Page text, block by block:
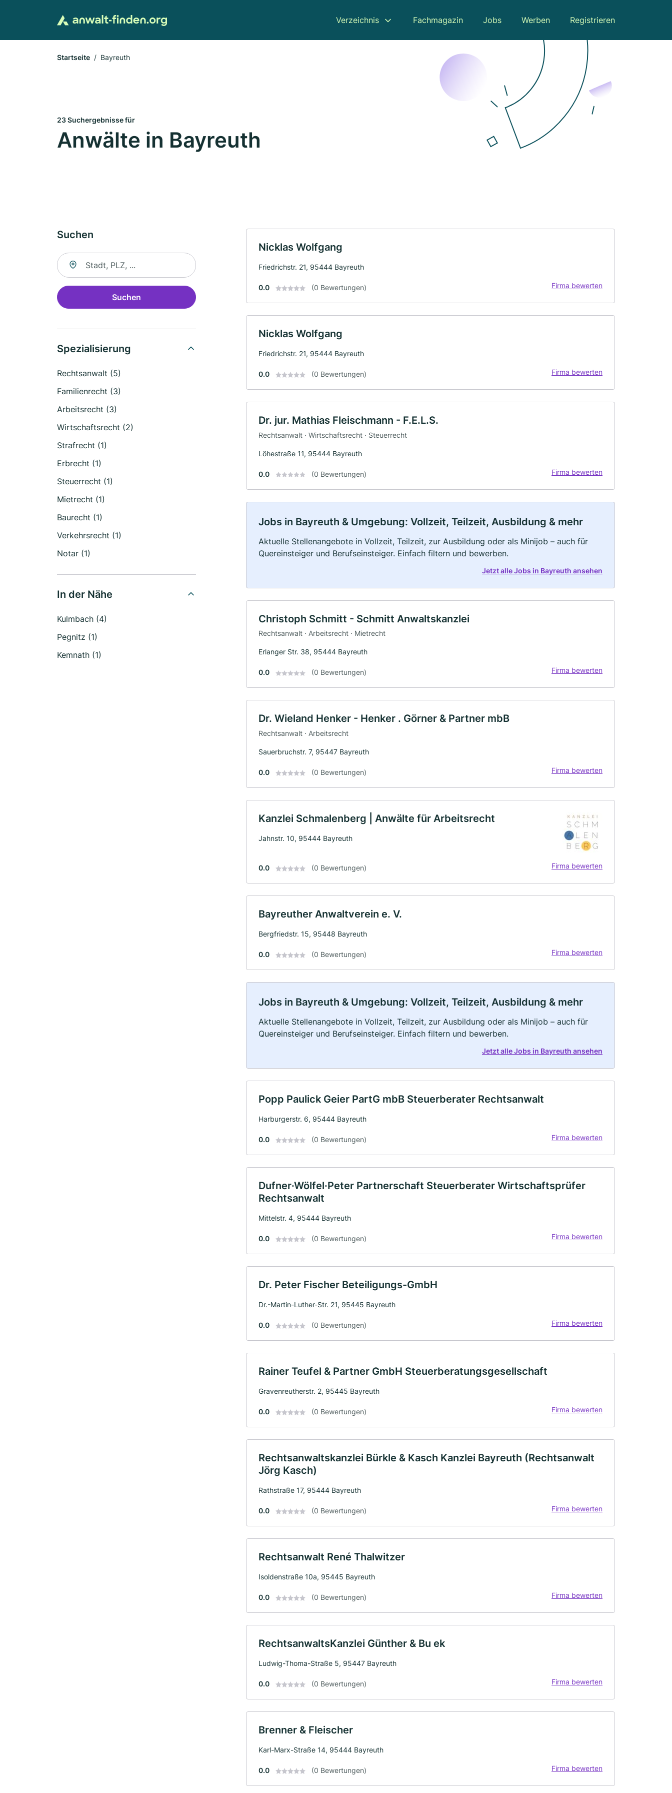
Verzeichnis Fachmagazin Jobs Werben Registrieren
Startseite Bayreuth
23 Suchergebnisse für
Anwälte in Bayreuth
Suchen
Suche nach Ort
Suchen
Spezialisierung
Rechtsanwalt (5)
Familienrecht (3)
Arbeitsrecht (3)
Wirtschaftsrecht (2)
Strafrecht (1)
Erbrecht (1)
Steuerrecht (1)
Mietrecht (1)
Baurecht (1)
Verkehrsrecht (1)
Notar (1)
In der Nähe
Kulmbach (4)
Pegnitz (1)
Kemnath (1)
Nicklas Wolfgang
Friedrichstr. 21, 95444 Bayreuth
0.0 (0 Bewertungen) Firma bewerten
Nicklas Wolfgang
Friedrichstr. 21, 95444 Bayreuth
0.0 (0 Bewertungen) Firma bewerten
Dr. jur. Mathias Fleischmann - F.E.L.S.
Rechtsanwalt · Wirtschaftsrecht · Steuerrecht
Löhestraße 11, 95444 Bayreuth
0.0 (0 Bewertungen) Firma bewerten
Jobs in Bayreuth & Umgebung: Vollzeit, Teilzeit, Ausbildung & mehr
Aktuelle Stellenangebote in Vollzeit, Teilzeit, zur Ausbildung oder als Minijob – auch für
Quereinsteiger und Berufseinsteiger. Einfach filtern und bewerben.
Jetzt alle Jobs in Bayreuth ansehen
Christoph Schmitt - Schmitt Anwaltskanzlei
Rechtsanwalt · Arbeitsrecht · Mietrecht
Erlanger Str. 38, 95444 Bayreuth
0.0 (0 Bewertungen) Firma bewerten
Dr. Wieland Henker - Henker . Görner & Partner mbB
Rechtsanwalt · Arbeitsrecht
Sauerbruchstr. 7, 95447 Bayreuth
0.0 (0 Bewertungen) Firma bewerten
Kanzlei Schmalenberg | Anwälte für Arbeitsrecht
Jahnstr. 10, 95444 Bayreuth
0.0 (0 Bewertungen) Firma bewerten
Bayreuther Anwaltverein e. V.
Bergfriedstr. 15, 95448 Bayreuth
0.0 (0 Bewertungen) Firma bewerten
Jobs in Bayreuth & Umgebung: Vollzeit, Teilzeit, Ausbildung & mehr
Aktuelle Stellenangebote in Vollzeit, Teilzeit, zur Ausbildung oder als Minijob – auch für
Quereinsteiger und Berufseinsteiger. Einfach filtern und bewerben.
Jetzt alle Jobs in Bayreuth ansehen
Popp Paulick Geier PartG mbB Steuerberater Rechtsanwalt
Harburgerstr. 6, 95444 Bayreuth
0.0 (0 Bewertungen) Firma bewerten
Dufner·Wölfel·Peter Partnerschaft Steuerberater Wirtschaftsprüfer
Rechtsanwalt
Mittelstr. 4, 95444 Bayreuth
0.0 (0 Bewertungen) Firma bewerten
Dr. Peter Fischer Beteiligungs-GmbH
Dr.-Martin-Luther-Str. 21, 95445 Bayreuth
0.0 (0 Bewertungen) Firma bewerten
Rainer Teufel & Partner GmbH Steuerberatungsgesellschaft
Gravenreutherstr. 2, 95445 Bayreuth
0.0 (0 Bewertungen) Firma bewerten
Rechtsanwaltskanzlei Bürkle & Kasch Kanzlei Bayreuth (Rechtsanwalt
Jörg Kasch)
Rathstraße 17, 95444 Bayreuth
0.0 (0 Bewertungen) Firma bewerten
Rechtsanwalt René Thalwitzer
Isoldenstraße 10a, 95445 Bayreuth
0.0 (0 Bewertungen) Firma bewerten
RechtsanwaltsKanzlei Günther & Bu ek
Ludwig-Thoma-Straße 5, 95447 Bayreuth
0.0 (0 Bewertungen) Firma bewerten
Brenner & Fleischer
Karl-Marx-Straße 14, 95444 Bayreuth
0.0 (0 Bewertungen) Firma bewerten